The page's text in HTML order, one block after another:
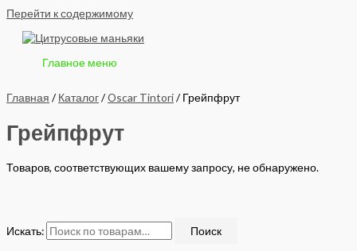
Перейти к содержимому
Главное меню
Искать: Поиск
Главная / Каталог/Oscar Tintori/ Грейпфрут
Грейпфрут
Товаров, соответствующих вашему запросу, не обнаружено.